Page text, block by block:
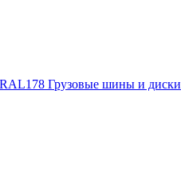
Грузовые шины и диски